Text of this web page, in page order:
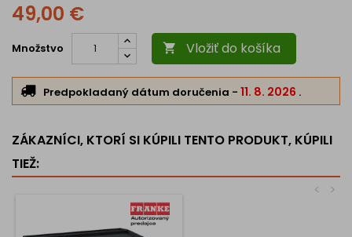
49,00 €
Množstvo  Vložiť do košíka
Predpokladaný dátum doručenia - 11. 8. 2026 .
ZÁKAZNÍCI, KTORÍ SI KÚPILI TENTO PRODUKT, KÚPILI
TIEŽ:
>
<